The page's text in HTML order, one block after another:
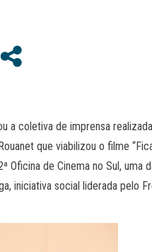
a coletiva de imprensa
que viabilizou o filme
Oficina de Cinema no Sul, uma
iniciativa social liderada pelo